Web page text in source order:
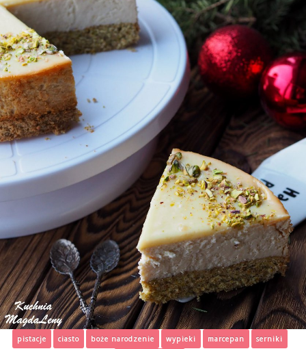
pistacje ciasto boże narodzenie wypieki marcepan
serniki